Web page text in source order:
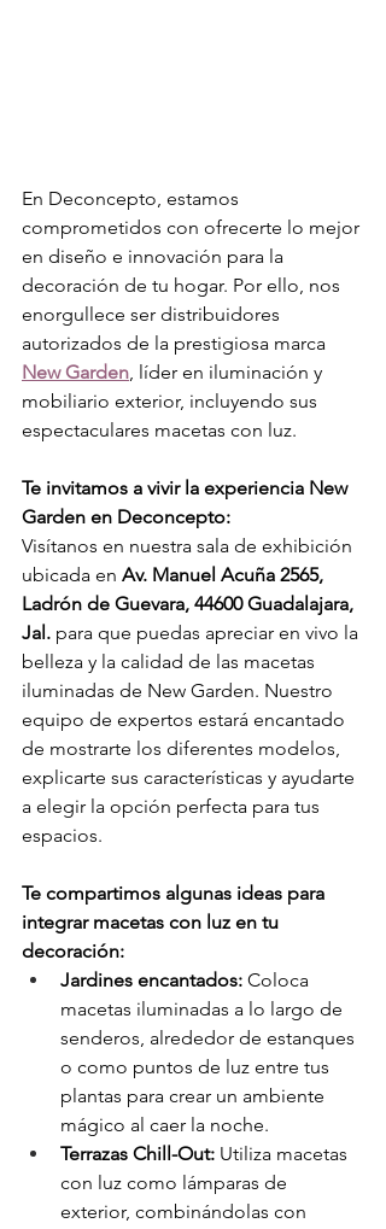
En Deconcepto, estamos
comprometidos con ofrecerte lo mejor
en diseño e innovación para la
decoración de tu hogar. Por ello, nos
enorgullece ser distribuidores
autorizados de la prestigiosa marca
New Garden, líder en iluminación y
mobiliario exterior, incluyendo sus
espectaculares macetas con luz.
Te invitamos a vivir la experiencia New
Garden en Deconcepto:
Visítanos en nuestra sala de exhibición
ubicada en Av. Manuel Acuña 2565,
Ladrón de Guevara, 44600 Guadalajara,
Jal. para que puedas apreciar en vivo la
belleza y la calidad de las macetas
iluminadas de New Garden. Nuestro
equipo de expertos estará encantado
de mostrarte los diferentes modelos,
explicarte sus características y ayudarte
a elegir la opción perfecta para tus
espacios.
Te compartimos algunas ideas para
integrar macetas con luz en tu
decoración:
Jardines encantados: Coloca
macetas iluminadas a lo largo de
senderos, alrededor de estanques
o como puntos de luz entre tus
plantas para crear un ambiente
mágico al caer la noche.
Terrazas Chill-Out: Utiliza macetas
con luz como lámparas de
exterior, combinándolas con